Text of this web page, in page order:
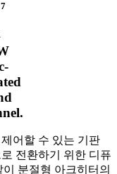
어할 수 있는 기판
전환하기 위한 디퓨
이 분절형 아크히터의